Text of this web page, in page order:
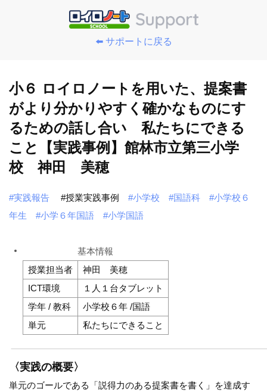
⬅️ サポートに戻る
小６ ロイロノートを用いた、提案書
がより分かりやすく確かなものにす
るための話し合い 私たちにできる
こと【実践事例】館林市立第三小学
校 神田 美穂
#実践報告 #授業実践事例 #小学校 #国語科
#小学校６
年生
#小学６年国語 #小学国語
基本情報
授業担当者
神田 美穂
ICT環境
１人１台タブレット
学年 / 教科
小学校６年 /国語
単元
私たちにできること
〈実践の概要〉
単元のゴールである「説得力のある提案書を書く」を達成す